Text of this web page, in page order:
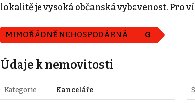
lokalitě je vysoká občanská vybavenost. Pro
MIMOŘÁDNĚ NEHOSPODÁRNÁ G
Údaje k nemovitosti
Kategorie Kanceláře